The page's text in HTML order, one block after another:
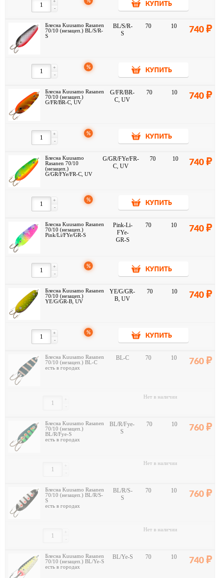
-
+ КУПИТЬ
Блесна Kuusamo Rasanen
70/10 (незацеп.) BL/S/R-
S
BL/S/R-
S
70 10 740
-
+ %
КУПИТЬ
Блесна Kuusamo Rasanen
70/10 (незацеп.)
G/FR/BR-C, UV
G/FR/BR-
C, UV
70 10 740
-
+ %
КУПИТЬ
Блесна Kuusamo
Rasanen 70/10
(незацеп.)
G/GR/FYe/FR-C, UV
G/GR/FYe/FR-
C, UV
70 10 740
-
+ %
КУПИТЬ
Блесна Kuusamo Rasanen
70/10 (незацеп.)
Pink/Li/FYe/GR-S
Pink-Li-
FYe-
GR-S
70 10 740
-
+ %
КУПИТЬ
Блесна Kuusamo Rasanen
70/10 (незацеп.)
YE/G/GR-B, UV
YE/G/GR-
B, UV
70 10 740
-
+ %
КУПИТЬ
Блесна Kuusamo Rasanen
70/10 (незацеп.) BL-C
есть в городах
BL-C 70 10 760
-
+ Нет в наличии
Блесна Kuusamo Rasanen
70/10 (незацеп.)
BL/R/Fye-S
есть в городах
BL/R/Fye-
S
70 10 760
-
+ Нет в наличии
Блесна Kuusamo Rasanen
70/10 (незацеп.) BL/R/S-
S
есть в городах
BL/R/S-
S
70 10 760
-
+ Нет в наличии
Блесна Kuusamo Rasanen
70/10 (незацеп.) BL/Ye-S
есть в городах
BL/Ye-S 70 10 740